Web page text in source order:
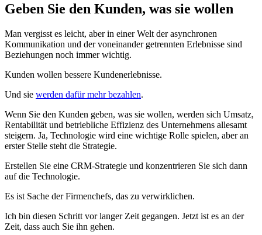
Geben Sie den Kunden, was sie wollen
Man vergisst es leicht, aber in einer Welt der asynchronen
Kommunikation und der voneinander getrennten Erlebnisse sind
Beziehungen noch immer wichtig.
Kunden wollen bessere Kundenerlebnisse.
Und sie werden dafür mehr bezahlen.
Wenn Sie den Kunden geben, was sie wollen, werden sich Umsatz,
Rentabilität und betriebliche Effizienz des Unternehmens allesamt
steigern. Ja, Technologie wird eine wichtige Rolle spielen, aber an
erster Stelle steht die Strategie.
Erstellen Sie eine CRM-Strategie und konzentrieren Sie sich dann
auf die Technologie.
Es ist Sache der Firmenchefs, das zu verwirklichen.
Ich bin diesen Schritt vor langer Zeit gegangen. Jetzt ist es an der
Zeit, dass auch Sie ihn gehen.